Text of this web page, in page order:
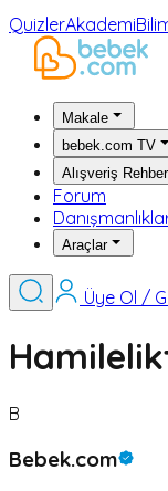
QuizlerAkademi
Makale
bebek.com TV
Alışveriş
Forum
Araçlar
Üye Ol /
B
Bebek.com